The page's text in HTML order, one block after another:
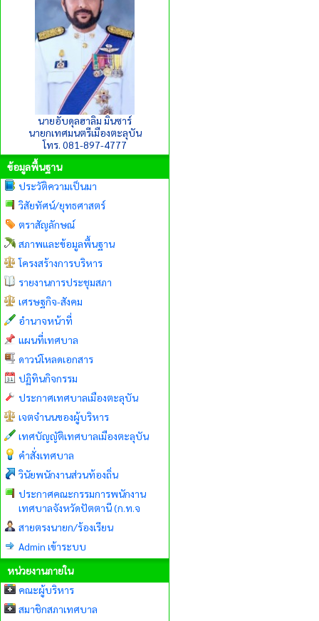
นายอับดุลฮาลิม มินซาร์
นายกเทศมนตรีเมืองตะลุบัน
โทร. 081-897-4777
ข้อมูลพื้นฐาน
ประวัติความเป็นมา
วิสัยทัศน์/ยุทธศาสตร์
ตราสัญลักษณ์
สภาพและข้อมูลพื้นฐาน
โครงสร้างการบริหาร
รายงานการประชุมสภา
เศรษฐกิจ-สังคม
อำนาจหน้าที่
แผนที่เทศบาล
ดาวน์โหลดเอกสาร
ปฏิทินกิจกรรม
ประกาศเทศบาลเมืองตะลุบัน
เจตจำนนของผู้บริหาร
เทศบัญญัติเทศบาลเมืองตะลุบัน
คำสั่งเทศบาล
วินัยพนักงานส่วนท้องถิ่น
ประกาศคณะกรรมการพนักงาน
เทศบาลจังหวัดปัตตานี (ก.ท.จ
สายตรงนายก/ร้องเรียน
Admin เข้าระบบ
หน่วยงานภายใน
คณะผู้บริหาร
สมาชิกสภาเทศบาล